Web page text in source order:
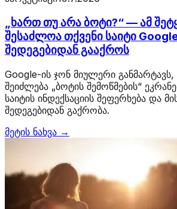
„ხართ თუ არა ბოტი?“ — ამ
შესაძლოა თქვენი საიტი
შედეგებიდან გააქროს
Google-ის ჯონ მიულერი
შეიძლება „ბოტის შემოწმების“
საიტის ინდექსაციის შეფერხება და
შედეგებიდან გაქრობა.
მეტის ნახვა →